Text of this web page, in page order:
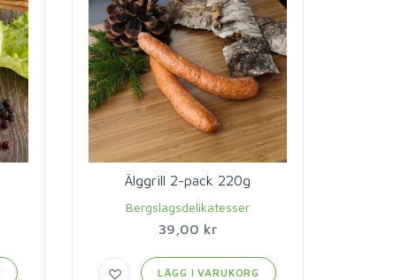
Älggrill 2-pack 220g
Bergslagsdelikatesser
39,00 kr
LÄGG I VARUKORG